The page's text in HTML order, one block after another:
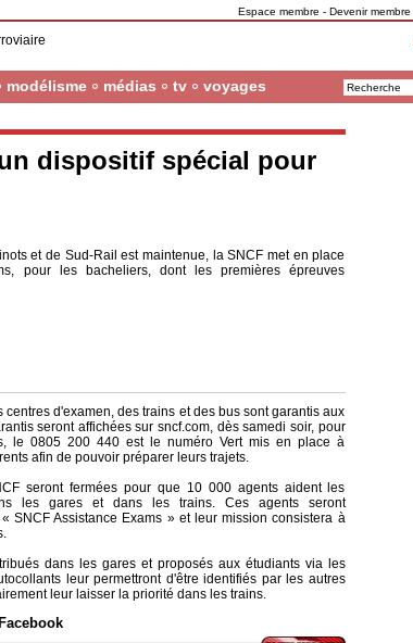
Espace membre - Devenir membre
modélisme médias tv voyages
dispositif spécial pour
et de Sud-Rail est maintenue, la SNCF met en place
pour les bacheliers, dont les premières épreuves
d'examen, des trains et des bus sont garantis aux
seront affichées sur sncf.com, dès samedi soir, pour
le 0805 200 440 est le numéro Vert mis en place à
afin de pouvoir préparer leurs trajets.
seront fermées pour que 10 000 agents aident les
les gares et dans les trains. Ces agents seront
SNCF Assistance Exams » et leur mission consistera à
dans les gares et proposés aux étudiants via les
leur permettront d'être identifiés par les autres
leur laisser la priorité dans les trains.